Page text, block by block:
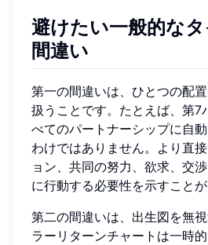
避けたい一般的な
間違い
第一の間違いは、ひとつの配
扱うことです。たとえば、第7
べてのパートナーシップに自
わけではありません。より直
ョン、共同の努力、欲求、交
に行動する必要性を示すことが
第二の間違いは、出生図を無
ラーリターンチャートは一時